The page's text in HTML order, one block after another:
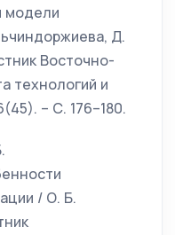
модели
Д.
Восточно-
технологий и
– С. 176–180.
/ О. Б.